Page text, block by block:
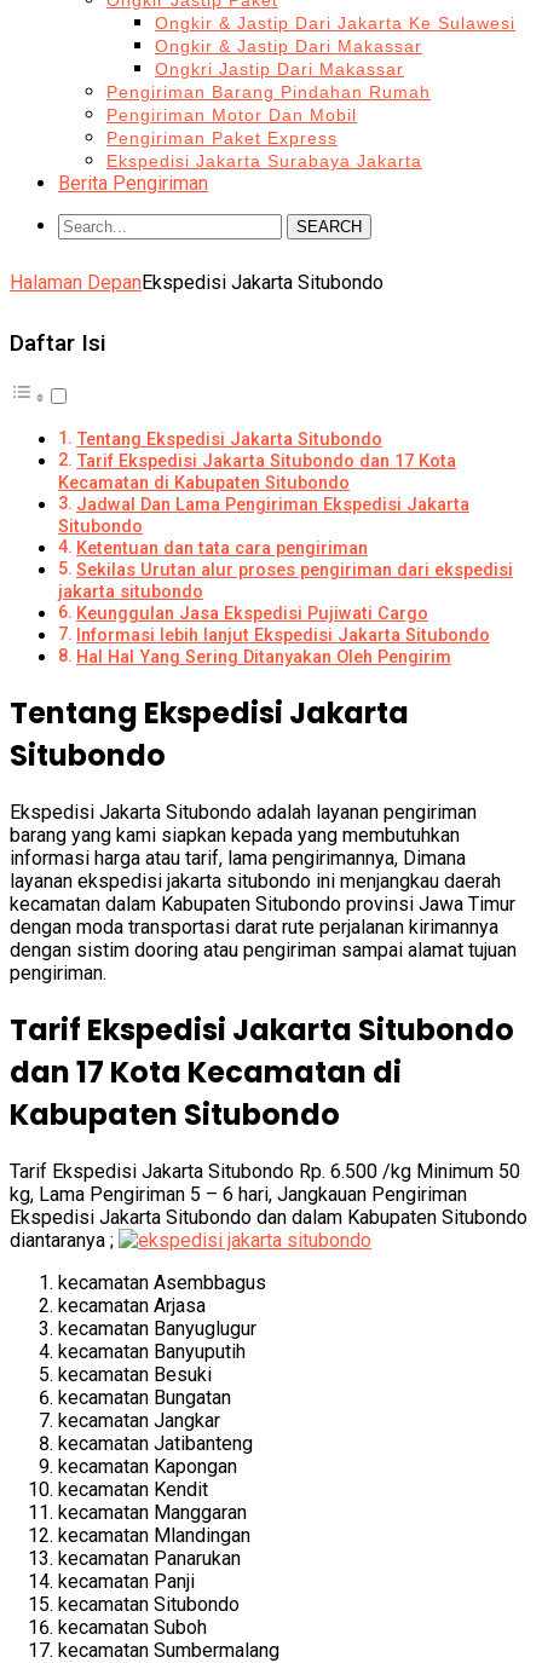
Ongkir & Jastip Dari Jakarta Ke Sulawesi
Ongkir & Jastip Dari Makassar
Ongkri Jastip Dari Makassar
Pengiriman Barang Pindahan Rumah
Pengiriman Motor Dan Mobil
Pengiriman Paket Express
Ekspedisi Jakarta Surabaya Jakarta
Berita Pengiriman
SEARCH
Halaman DepanEkspedisi Jakarta Situbondo
Daftar Isi
Tentang Ekspedisi Jakarta Situbondo
Tarif Ekspedisi Jakarta Situbondo dan 17 Kota
Kecamatan di Kabupaten Situbondo
Jadwal Dan Lama Pengiriman Ekspedisi Jakarta
Situbondo
Ketentuan dan tata cara pengiriman
Sekilas Urutan alur proses pengiriman dari ekspedisi
jakarta situbondo
Keunggulan Jasa Ekspedisi Pujiwati Cargo
Informasi lebih lanjut Ekspedisi Jakarta Situbondo
Hal Hal Yang Sering Ditanyakan Oleh Pengirim
Tentang Ekspedisi Jakarta
Situbondo
Ekspedisi Jakarta Situbondo adalah layanan pengiriman
barang yang kami siapkan kepada yang membutuhkan
informasi harga atau tarif, lama pengirimannya, Dimana
layanan ekspedisi jakarta situbondo ini menjangkau daerah
kecamatan dalam Kabupaten Situbondo provinsi Jawa Timur
dengan moda transportasi darat rute perjalanan kirimannya
dengan sistim dooring atau pengiriman sampai alamat tujuan
pengiriman.
Tarif Ekspedisi Jakarta Situbondo
dan 17 Kota Kecamatan di
Kabupaten Situbondo
Tarif Ekspedisi Jakarta Situbondo Rp. 6.500 /kg Minimum 50
kg, Lama Pengiriman 5 – 6 hari, Jangkauan Pengiriman
Ekspedisi Jakarta Situbondo dan dalam Kabupaten Situbondo
diantaranya ;
kecamatan Asembbagus
kecamatan Arjasa
kecamatan Banyuglugur
kecamatan Banyuputih
kecamatan Besuki
kecamatan Bungatan
kecamatan Jangkar
kecamatan Jatibanteng
kecamatan Kapongan
kecamatan Kendit
kecamatan Manggaran
kecamatan Mlandingan
kecamatan Panarukan
kecamatan Panji
kecamatan Situbondo
kecamatan Suboh
kecamatan Sumbermalang